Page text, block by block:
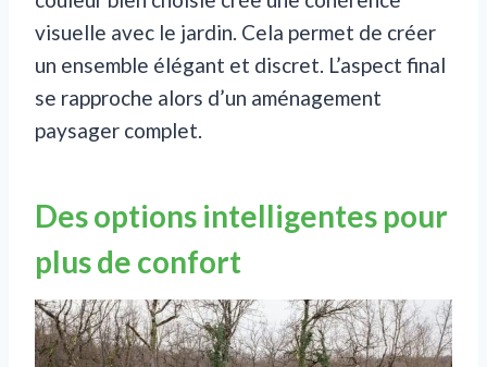
visuelle avec le jardin. Cela permet de créer
un ensemble élégant et discret. L’aspect final
se rapproche alors d’un aménagement
paysager complet.
Des options intelligentes pour
plus de confort